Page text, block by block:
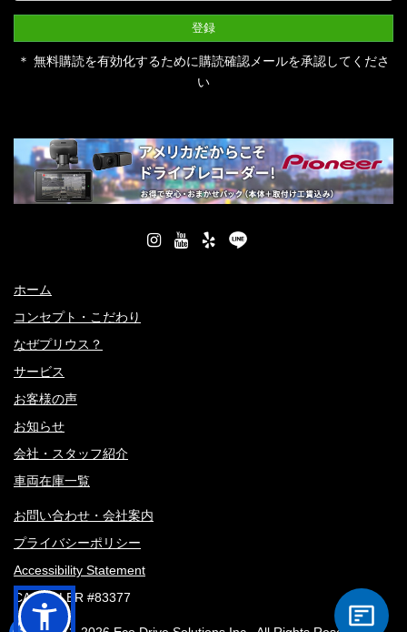
＊ 無料購読を有効化するために購読確認メールを承認してくださ
い
ホーム
コンセプト・こだわり
なぜプリウス？
サービス
お客様の声
お知らせ
会社・スタッフ紹介
車両在庫一覧
お問い合わせ・会社案内
プライバシーポリシー
Accessibility Statement
CA DEALER #83377